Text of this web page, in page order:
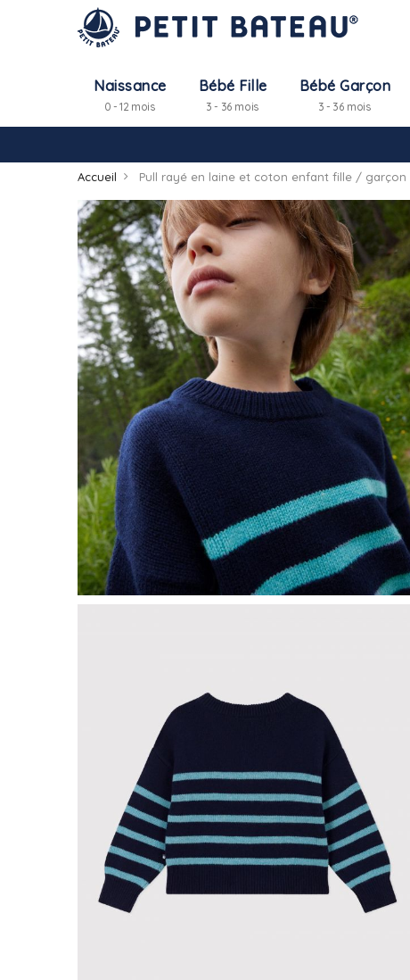
Naissance
0 - 12 mois
Bébé Fille
3 - 36 mois
Bébé Garçon
3 - 36 mois
Accueil Pull rayé en laine et coton enfant fille / garçon